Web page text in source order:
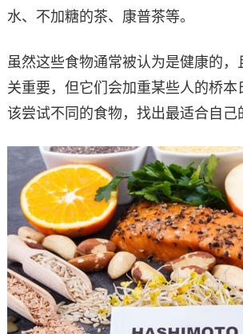
水、不加糖的茶、康普茶等。
虽然这些食物通常被认为是健康的，
关重要，但它们会加重某些人的桥本
该尝试不同的食物，找出最适合自己